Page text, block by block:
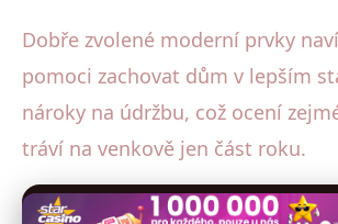
Dobře zvolené moderní prvky
pomoci zachovat dům v lepším
nároky na údržbu, což ocení
tráví na venkově jen část roku.